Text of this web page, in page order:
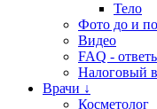
Тело
Фото до и
Видео
FAQ -
Налоговый
Врачи ↓
Косметолог